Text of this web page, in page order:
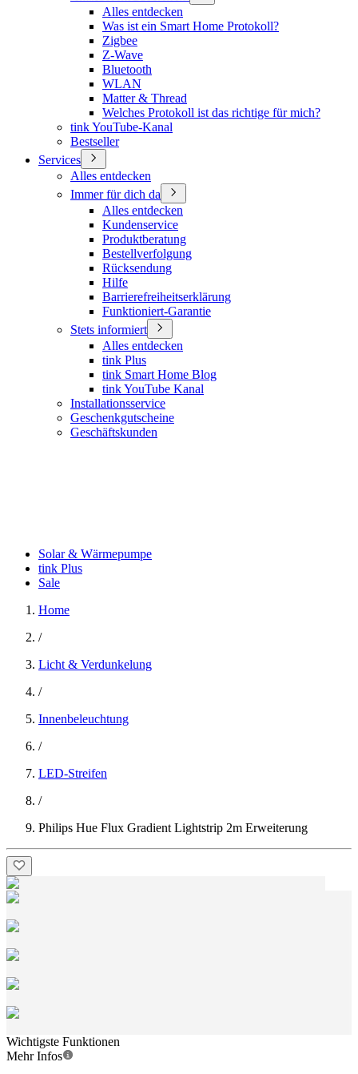
Alles entdecken
Was ist ein Smart Home Protokoll?
Zigbee
Z-Wave
Bluetooth
WLAN
Matter & Thread
Welches Protokoll ist das richtige für mich?
tink YouTube-Kanal
Bestseller
Services
Alles entdecken
Immer für dich da
Alles entdecken
Kundenservice
Produktberatung
Bestellverfolgung
Rücksendung
Hilfe
Barrierefreiheitserklärung
Funktioniert-Garantie
Stets informiert
Alles entdecken
tink Plus
tink Smart Home Blog
tink YouTube Kanal
Installationsservice
Geschenkgutscheine
Geschäftskunden
Solar & Wärmepumpe
tink Plus
Sale
Home
/
Licht & Verdunkelung
/
Innenbeleuchtung
/
LED-Streifen
/
Philips Hue Flux Gradient Lightstrip 2m Erweiterung
Wichtigste Funktionen
Mehr Infos